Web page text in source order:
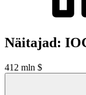
Näitajad:
412 mln $